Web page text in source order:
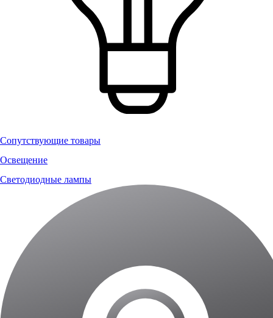
Сопутствующие товары
Освещение
Светодиодные лампы